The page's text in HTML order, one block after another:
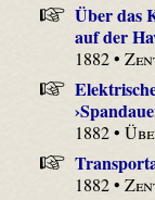
Über das
auf der
1882 •
1882 •
1882 •